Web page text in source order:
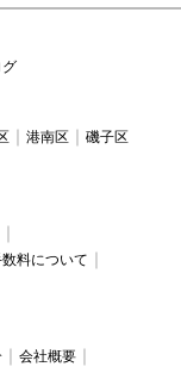
港南区 磯子区
料について
会社概要